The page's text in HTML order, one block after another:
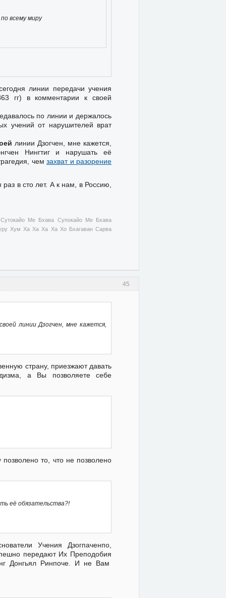
всему миру
линии передачи учения
гг) в комментарии к своей
по линии и держалось
учений от нарушителей врат
линии Дзогчен, мне кажется,
Нингтиг и нарушать её
чем захват и разорение
в сто лет. А к нам, в Россию,
Ме Бхава Супокайо Ме Бхава
Хум Ха Ха Ха Ха Хо Бхагаван Сарва
45
линии Дзогчен, мне кажется,
страну, приезжают давать
а Вы позволяете себе
то, что не позволено
её обязательства?!
Учения Дзогпаченпо,
передают Их Преподобия
Донгьял Ринпоче. И не Вам